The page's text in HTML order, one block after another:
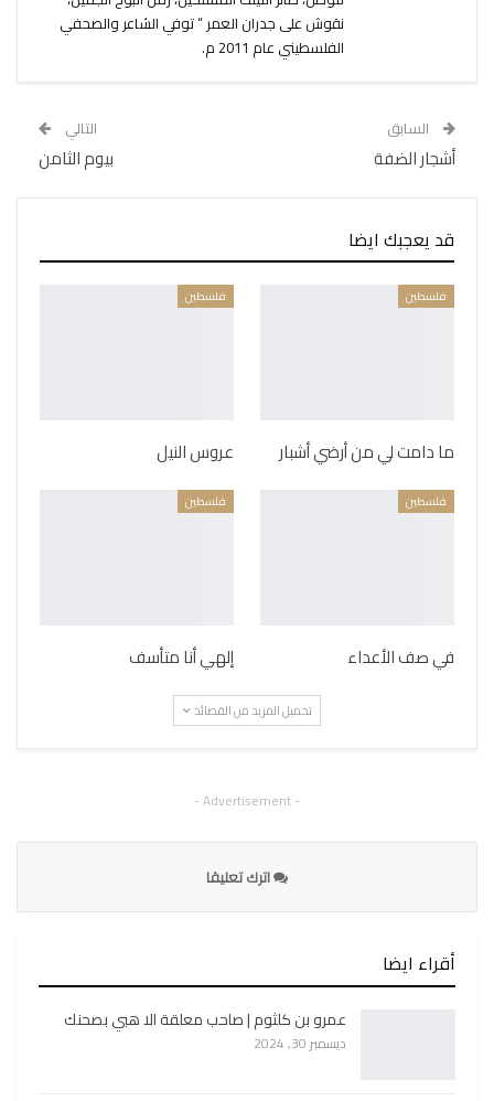
نقوش على جدران العمر “ توفي الشاعر والصحفي
الفلسطيني عام 2011 م.
السابق
أشجار الضفة
التالي
بيوم الثامن
قد يعجبك ايضا
فلسطين
ما دامت لي من أرضي أشبار
فلسطين
عروس النيل
فلسطين
في صف الأعداء
فلسطين
إلهي أنا متأسف
تحميل المزيد من القصائد
- Advertisement -
اترك تعليقا
أقراء ايضا
عمرو بن كلثوم | صاحب معلقة الا هبي بصحنك
ديسمبر 30, 2024